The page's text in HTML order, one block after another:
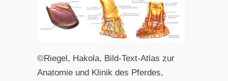
©Riegel, Hakola, Bild-Text-Atlas zur
Anatomie und Klinik des Pferdes,